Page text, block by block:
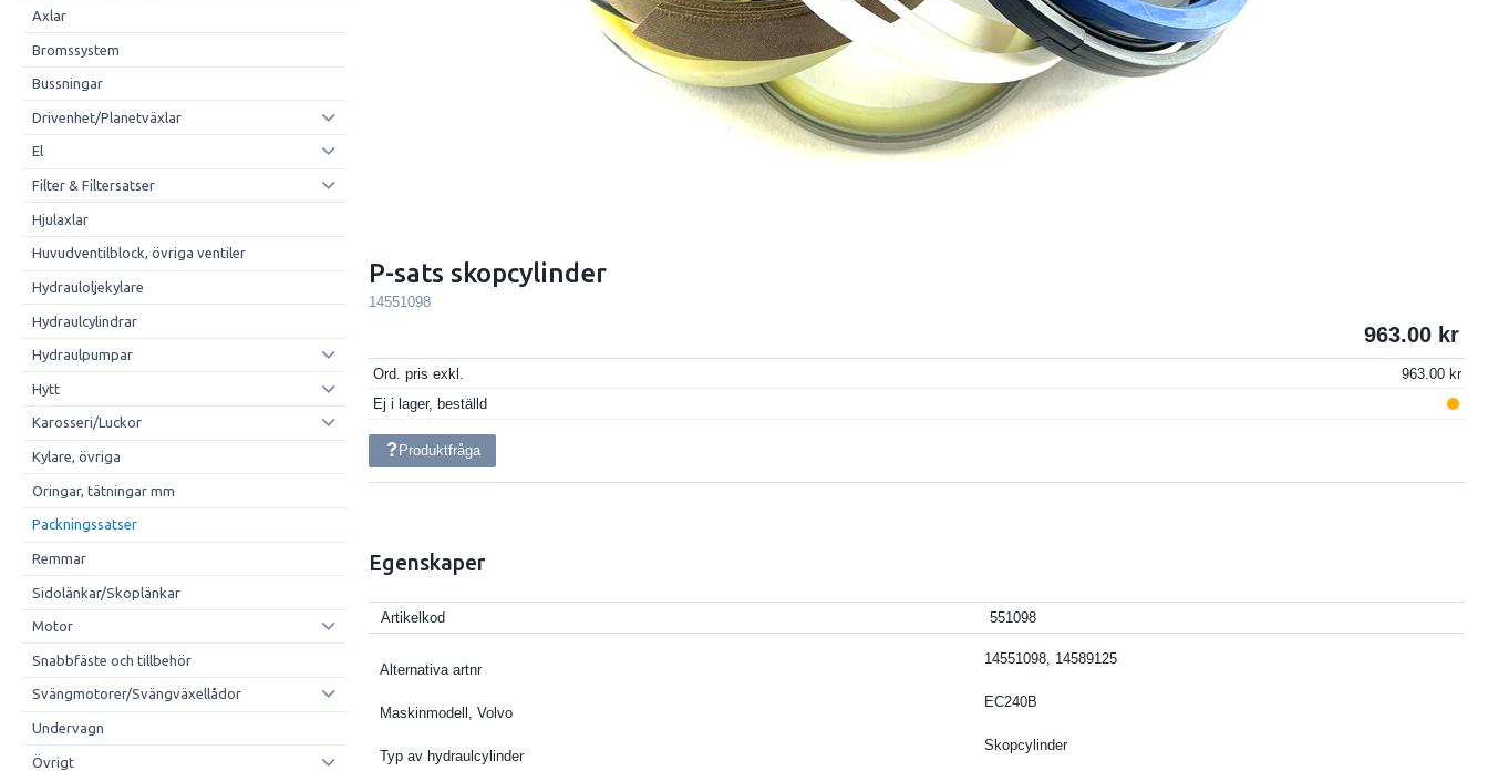
Axlar
Bromssystem
Bussningar
Drivenhet/Planetväxlar
El
Filter & Filtersatser
Hjulaxlar
Huvudventilblock, övriga ventiler
Hydrauloljekylare
Hydraulcylindrar
Hydraulpumpar
Hytt
Karosseri/Luckor
Kylare, övriga
Oringar, tätningar mm
Packningssatser
Remmar
Sidolänkar/Skoplänkar
Motor
Snabbfäste och tillbehör
Svängmotorer/Svängväxellådor
Undervagn
Övrigt
P-sats skopcylinder
14551098
963.00
Ord. pris exkl.
963.00
Ej i lager, beställd
Produktfråga
Egenskaper
Artikelkod 551098
Alternativa artnr
14551098, 14589125
Maskinmodell, Volvo
EC240B
Typ av hydraulcylinder
Skopcylinder